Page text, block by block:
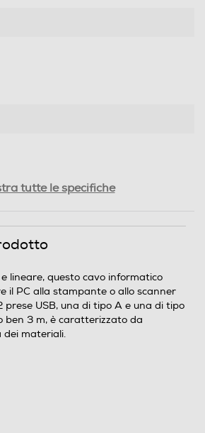
A - USB tipo B
tutte le specifiche
lineare, questo cavo informatico
il PC alla stampante o allo scanner
USB, una di tipo A e una di tipo
ben 3 m, è caratterizzato da
dei materiali.